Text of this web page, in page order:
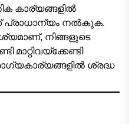
കാര്യങ്ങളിൽ
പ്രാധാന്യം നൽകുക.
നിങ്ങളുടെ
മാറ്റിവയ്ക്കേണ്ടി
ശ്രദ്ധ